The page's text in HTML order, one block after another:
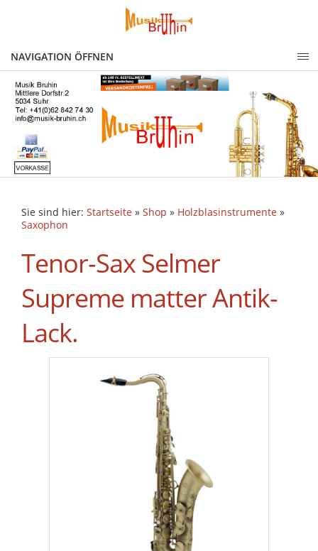
NAVIGATION ÖFFNEN
Sie sind hier: Startseite » Shop » Holzblasinstrumente »
Saxophon
Tenor-Sax Selmer
Supreme matter Antik-
Lack.